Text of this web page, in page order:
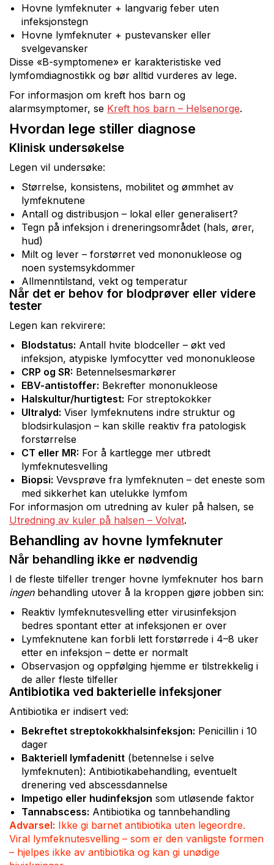
Hovne lymfeknuter + langvarig feber uten
infeksjonstegn
Hovne lymfeknuter + pustevansker eller
svelgevansker
Disse «B-symptomene» er karakteristiske ved
lymfomdiagnostikk og bør alltid vurderes av lege.
For informasjon om kreft hos barn og
alarmsymptomer, se Kreft hos barn – Helsenorge.
Hvordan lege stiller diagnose
Klinisk undersøkelse
Legen vil undersøke:
Størrelse, konsistens, mobilitet og ømmhet av
lymfeknutene
Antall og distribusjon – lokal eller generalisert?
Tegn på infeksjon i dreneringsområdet (hals, ører,
hud)
Milt og lever – forstørret ved mononukleose og
noen systemsykdommer
Allmenntilstand, vekt og temperatur
Når det er behov for blodprøver eller videre
tester
Legen kan rekvirere:
Blodstatus: Antall hvite blodceller – økt ved
infeksjon, atypiske lymfocytter ved mononukleose
CRP og SR: Betennelsesmarkører
EBV-antistoffer: Bekrefter mononukleose
Halskultur/hurtigtest: For streptokokker
Ultralyd: Viser lymfeknutens indre struktur og
blodsirkulasjon – kan skille reaktiv fra patologisk
forstørrelse
CT eller MR: For å kartlegge mer utbredt
lymfeknutesvelling
Biopsi: Vevsprøve fra lymfeknuten – det eneste som
med sikkerhet kan utelukke lymfom
For informasjon om utredning av kuler på halsen, se
Utredning av kuler på halsen – Volvat.
Behandling av hovne lymfeknuter
Når behandling ikke er nødvendig
I de fleste tilfeller trenger hovne lymfeknuter hos barn
ingenbehandling utover å la kroppen gjøre jobben sin:
Reaktiv lymfeknutesvelling etter virusinfeksjon
bedres spontant etter at infeksjonen er over
Lymfeknutene kan forbli lett forstørrede i 4–8 uker
etter en infeksjon – dette er normalt
Observasjon og oppfølging hjemme er tilstrekkelig i
de aller fleste tilfeller
Antibiotika ved bakterielle infeksjoner
Antibiotika er indisert ved:
Bekreftet streptokokkhalsinfeksjon: Penicillin i 10
dager
Bakteriell lymfadenitt (betennelse i selve
lymfeknuten): Antibiotikabehandling, eventuelt
drenering ved abscessdannelse
Impetigo eller hudinfeksjon som utløsende faktor
Tannabscess: Antibiotika og tannbehandling
Advarsel: Ikke gi barnet antibiotika uten legeordre.
Viral lymfeknutesvelling – som er den vanligste formen
– hjelpes ikke av antibiotika og kan gi unødige